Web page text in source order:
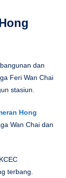
dan
Feri Wan Chai
stasiun.
Hong
Wan Chai dan
terbang.